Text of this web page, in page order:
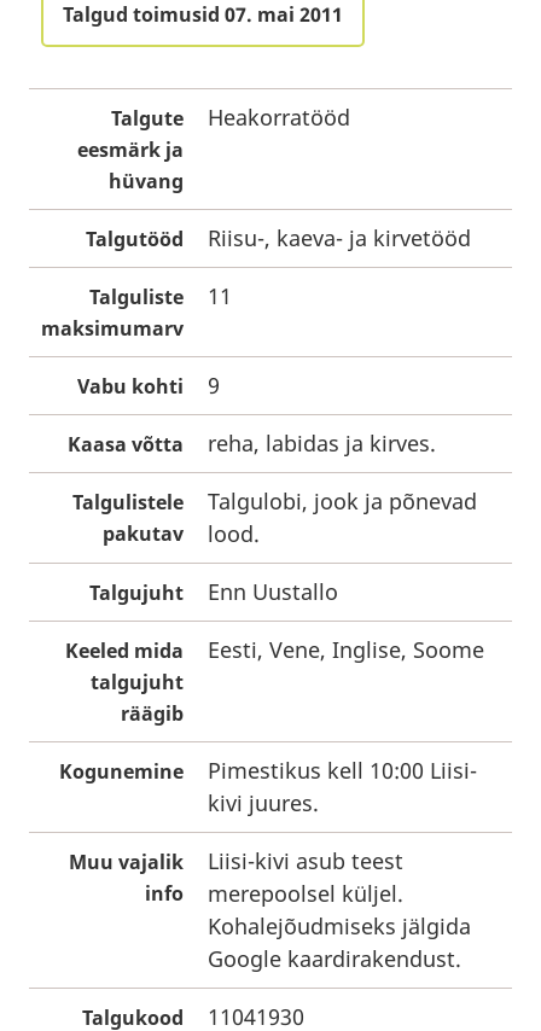
Talgud toimusid 07. mai 2011
Talgute
eesmärk ja
hüvang
Heakorratööd
Talgutööd Riisu-, kaeva- ja kirvetööd
Talguliste
maksimumarv
11
Vabu kohti 9
Kaasa võtta reha, labidas ja kirves.
Talgulistele
pakutav
Talgulobi, jook ja põnevad
lood.
Talgujuht Enn Uustallo
Keeled mida
talgujuht
räägib
Eesti, Vene, Inglise, Soome
Kogunemine
Pimestikus kell 10:00 Liisi-
kivi juures.
Muu vajalik
info
Liisi-kivi asub teest
merepoolsel küljel.
Kohalejõudmiseks jälgida
Google kaardirakendust.
Talgukood 11041930